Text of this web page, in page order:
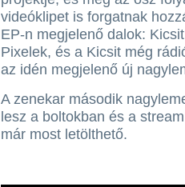
videóklipet is forgatnak
EP-n megjelenő dalok:
Pixelek, és a Kicsit még
az idén megjelenő új
A zenekar második
lesz a boltokban és a
már most letölthető.